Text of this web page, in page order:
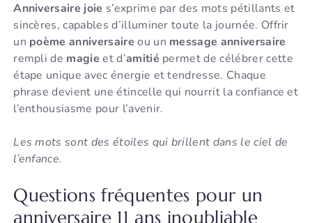
Anniversaire joie s’exprime par des mots pétillants et
sincères, capables d’illuminer toute la journée. Offrir
un poème anniversaire ou un message anniversaire
rempli de magie et d’amitié permet de célébrer cette
étape unique avec énergie et tendresse. Chaque
phrase devient une étincelle qui nourrit la confiance et
l’enthousiasme pour l’avenir.
Les mots sont des étoiles qui brillent dans le ciel de
l’enfance.
Questions fréquentes pour un
anniversaire 11 ans inoubliable